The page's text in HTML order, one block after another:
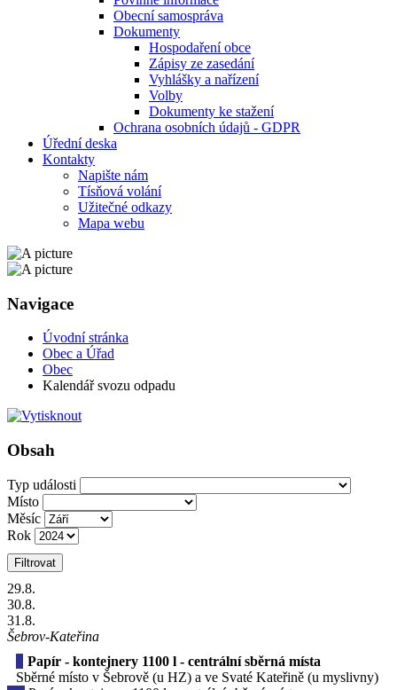
Obecní samospráva
Dokumenty
Hospodaření obce
Zápisy ze zasedání
Vyhlášky a nařízení
Volby
Dokumenty ke stažení
Ochrana osobních údajů - GDPR
Úřední deska
Kontakty
Napište nám
Tísňová volání
Užitečné odkazy
Mapa webu
Navigace
Úvodní stránka
Obec a Úřad
Obec
Kalendář svozu odpadu
Obsah
Typ události
Místo
Měsíc
Rok
Filtrovat
29.8.
30.8.
31 .8.
Šebrov-Kateřina
Papír - kontejnery 1100 l - centrální sběrná místa
Sběrné místo v Šebrově (u HZ) a ve Svaté Kateřině (u myslivny)